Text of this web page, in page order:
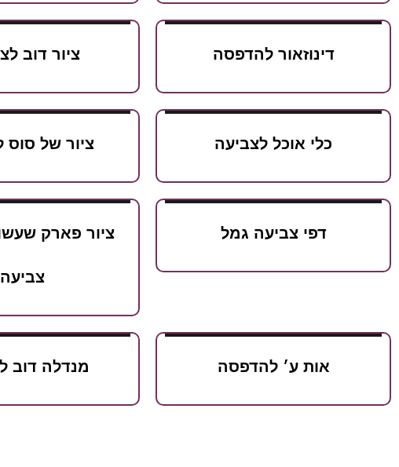
דינוזאור להדפסה ציור דוב
כלי אוכל לצביעה ציור של סוס
דפי צביעה גמל ציור פארק
צביעה
אות ע׳ להדפסה מנדלה דוב